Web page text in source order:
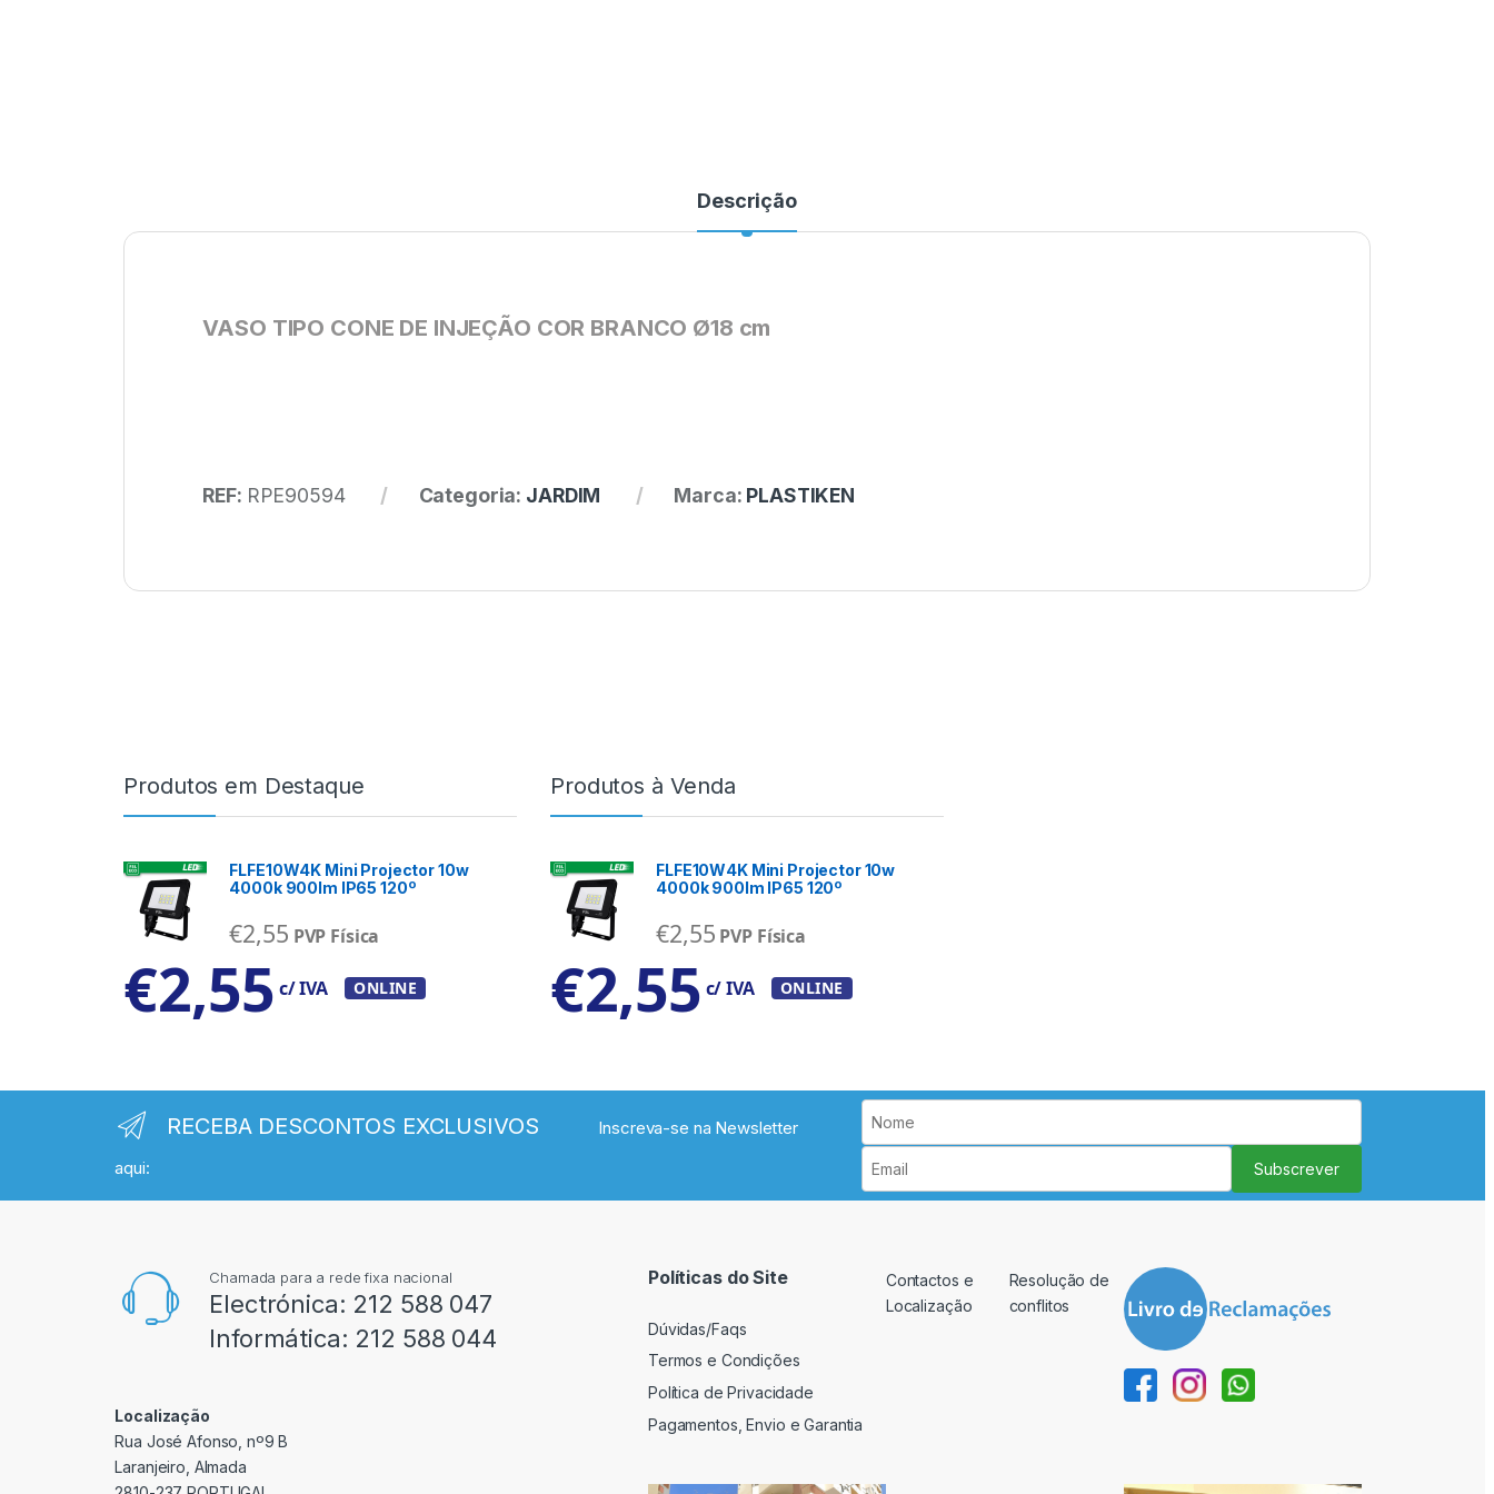
Descrição
VASO TIPO CONE DE INJEÇÃO COR BRANCO Ø18 cm
REF: RPE90594 Categoria: JARDIM Marca: PLASTIKEN
Produtos em Destaque
FLFE10W4K Mini Projector 10w
4000k 900lm IP65 120º
€2,55 PVP Física
€2,55 c/ IVA ONLINE
Produtos à Venda
FLFE10W4K Mini Projector 10w
4000k 900lm IP65 120º
€2,55 PVP Física
€2,55 c/ IVA ONLINE
RECEBA DESCONTOS EXCLUSIVOS
Inscreva-se na Newsletter
aqui:
Subscrever
Chamada para a rede fixa nacional
Electrónica: 212 588 047
Informática: 212 588 044
Localização
Rua José Afonso, nº9 B
Laranjeiro, Almada
Políticas do Site
Dúvidas/Faqs
Termos e Condições
Política de Privacidade
Pagamentos, Envio e Garantia
Contactos e
Localização
Resolução de
conflitos